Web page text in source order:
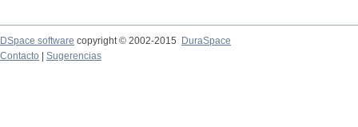
DSpace software copyright © 2002-2015
DuraSpace
Contacto
Sugerencias